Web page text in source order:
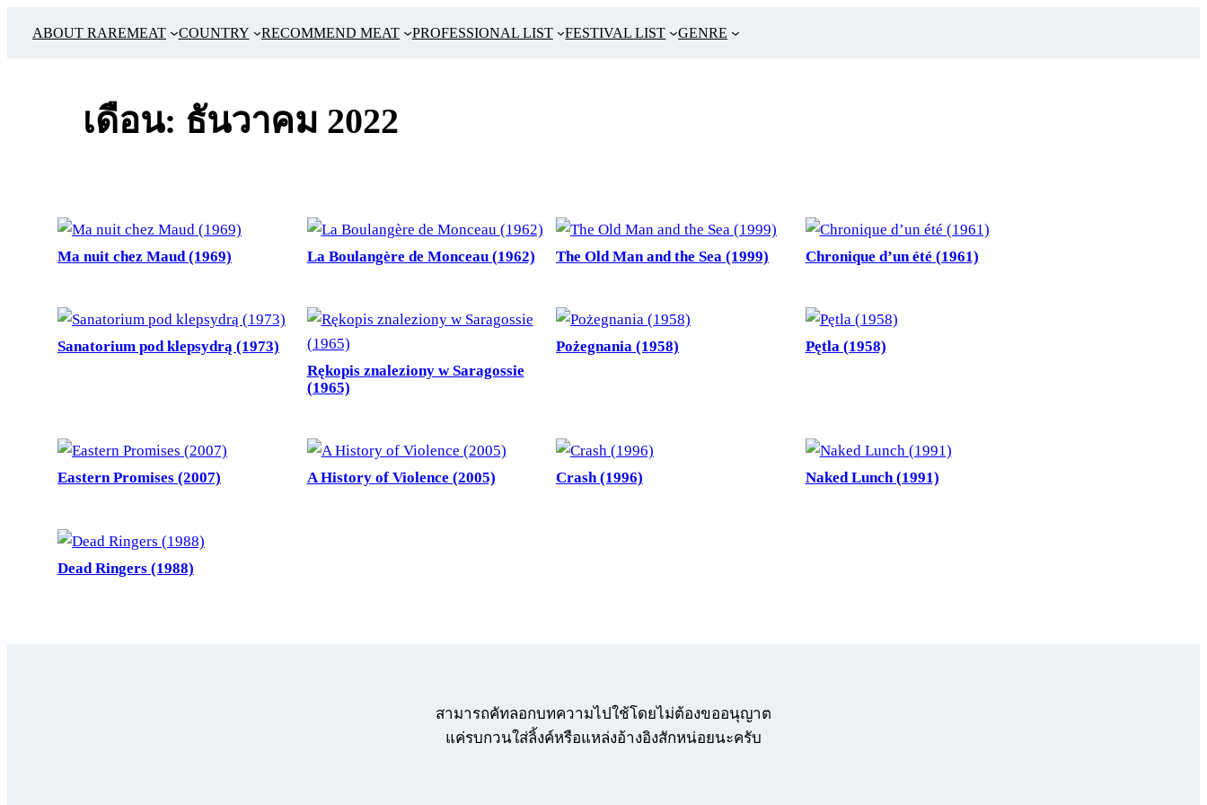
ABOUT RAREMEAT COUNTRY RECOMMEND MEAT PROFESSIONAL LIST FESTIVAL LIST GENRE
เดือน: ธันวาคม 2022
Ma nuit chez Maud (1969) La Boulangère de Monceau (1962) The Old Man and the Sea (1999) Chronique d’un été (1961)
Sanatorium pod klepsydrą (1973)
Rękopis znaleziony w Saragossie
(1965)
Pożegnania (1958) Pętla (1958)
Eastern Promises (2007) A History of Violence (2005) Crash (1996) Naked Lunch (1991)
Dead Ringers (1988)
สามารถคัทลอกบทความไปใช้โดยไม่ต้องขออนุญาต
แค่รบกวนใส่ลิ้งค์หรือแหล่งอ้างอิงสักหน่อยนะครับ